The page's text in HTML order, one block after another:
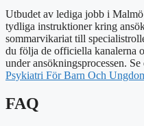
Utbudet av lediga jobb i
tydliga instruktioner kring
sommarvikariat till
du följa de officiella kanalerna
under ansökningsprocessen. Se
Psykiatri För Barn Och
FAQ